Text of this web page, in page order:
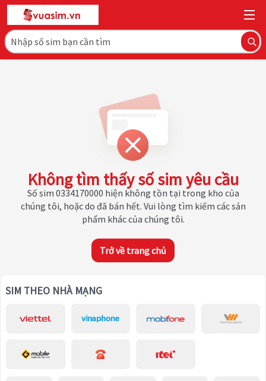
Không tìm thấy số sim yêu cầu
Số sim 0334170000 hiện không tồn tại trong kho của
chúng tôi, hoặc do đã bán hết. Vui lòng tìm kiếm các sản
phẩm khác của chúng tôi.
Trở về trang chủ
SIM THEO NHÀ MẠNG